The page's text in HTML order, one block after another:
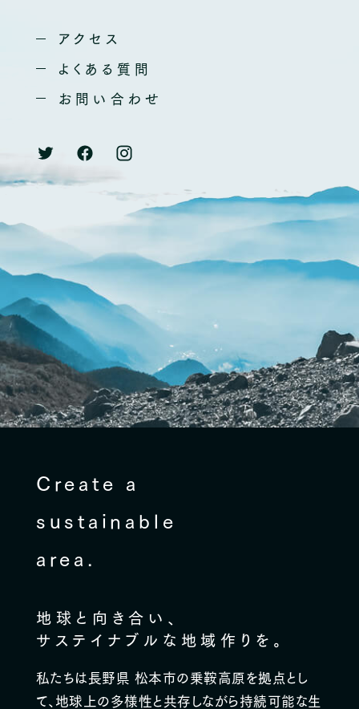
アクセス
よくある質問
お問い合わせ
Create a
sustainable
area.
地球と向き合い、
サステイナブルな地域作りを。
私たちは長野県 松本市の乗鞍高原を拠点とし
て、地球上の多様性と共存しながら持続可能な生